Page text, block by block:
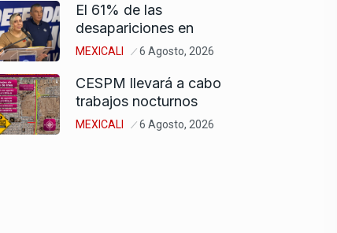
El 61% de las
desapariciones en
MEXICALI 6 Agosto, 2026
CESPM llevará a cabo
trabajos nocturnos
MEXICALI 6 Agosto, 2026